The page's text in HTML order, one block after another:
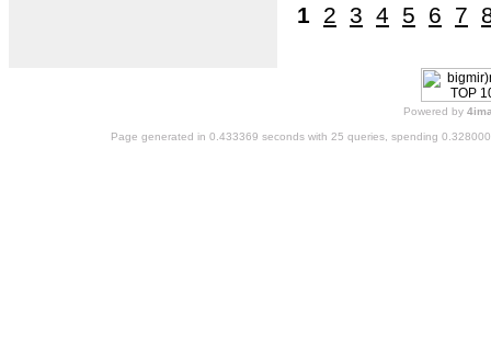
1 2 3 4 5 6 7
Powered by
Page generated in 0.433369 seconds with 25 queries, spending